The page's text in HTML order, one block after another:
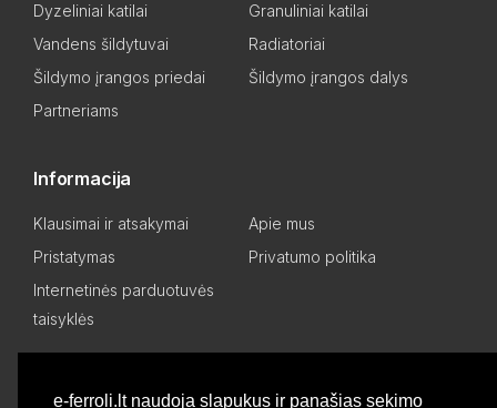
e-ferroli.lt naudoja slapukus ir panašias sekimo
Dyzeliniai katilai
Granuliniai katilai
Vandens šildytuvai
Radiatoriai
Šildymo įrangos priedai
Šildymo įrangos dalys
Partneriams
Informacija
Klausimai ir atsakymai
Apie mus
Pristatymas
Privatumo politika
Internetinės parduotuvės
taisyklės